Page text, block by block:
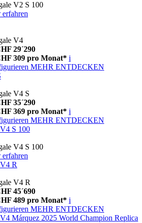
V2 S 100
erfahren
V4
29´290
309 pro Monat* i
MEHR ENTDECKEN
V4 S
35´290
369 pro Monat* i
MEHR ENTDECKEN
V4 S 100
V4 S 100
erfahren
V4 R
V4 R
45´690
489 pro Monat* i
MEHR ENTDECKEN
V4 Márquez 2025 World Champion Replica